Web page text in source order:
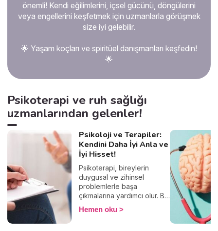
önemli! Kendi eğilimlerini, içsel gücünü, döngülerini
veya engellerini keşfetmek için uzmanlarla görüşmek
size iyi gelebilir.
🌟 Yaşam koçları ve spiritüel danışmanları keşfedin!
🌟
Psikoterapi ve ruh sağlığı
uzmanlarından gelenler!
Psikoloji ve Terapiler:
Kendini Daha İyi Anla ve
İyi Hisset!
Psikoterapi, bireylerin
duygusal ve zihinsel
problemlerle başa
çıkmalarına yardımcı olur. Bir
uzman rehberliğinde yapılan
bu süreç, kişinin yaşam
Hemen oku